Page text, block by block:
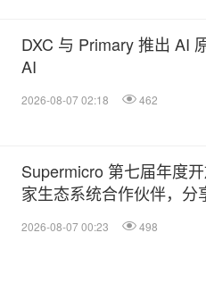
DXC 与 Primary 推出 AI
AI
2026-08-07 02:18 462
Supermicro 第七届年度
家生态系统合作伙伴，分
2026-08-07 00:23 498